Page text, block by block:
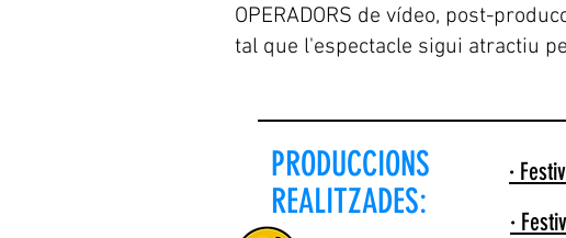
OPERADORS de vídeo, post-
tal que l'espectacle sigui atractiu
PRODUCCIONS
REALITZADES:
·
·